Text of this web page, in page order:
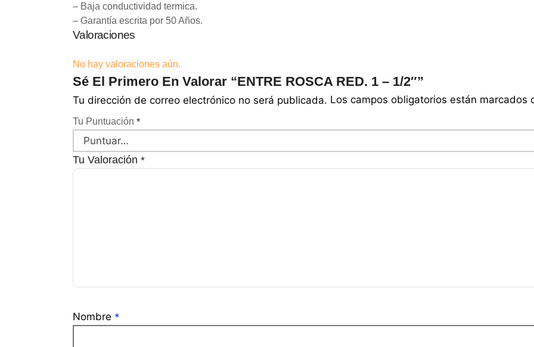
– Baja conductividad termica.
– Garantía escrita por 50 Años.
Valoraciones
No hay valoraciones aún.
Sé El Primero En Valorar “ENTRE ROSCA RED. 1 – 1/2″”
Tu dirección de correo electrónico no será publicada. Los campos obligatorios están marcados
Tu Puntuación *
Tu Valoración *
Nombre *